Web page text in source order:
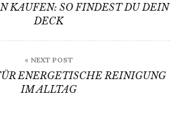
KAUFEN: SO FINDEST DU DEIN
DECK
« NEXT POST
ENERGETISCHE REINIGUNG
IM ALLTAG